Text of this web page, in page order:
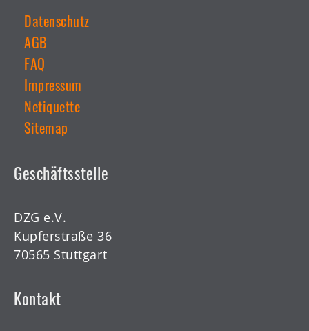
Weiterführende
Links
Datenschutz
AGB
FAQ
Impressum
Netiquette
Sitemap
Geschäftsstelle
DZG e.V.
Kupferstraße 36
70565 Stuttgart
Kontakt